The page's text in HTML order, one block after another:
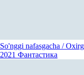
So'nggi nafasgacha /
2021 Фантастика